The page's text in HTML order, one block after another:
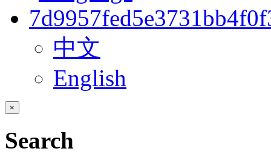
中文
English
×
Search